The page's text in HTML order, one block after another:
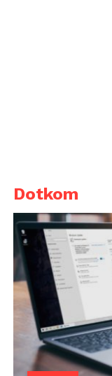
Dotkom